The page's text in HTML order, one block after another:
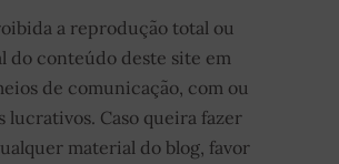
a reprodução total ou
do conteúdo deste site em
de comunicação, com ou
lucrativos. Caso queira fazer
material do blog, favor